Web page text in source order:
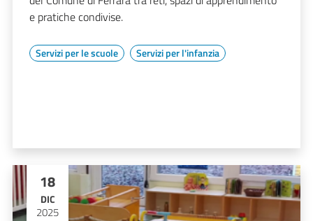
e pratiche condivise.
Servizi per le scuole Servizi per l'infanzia
18
DIC
2025